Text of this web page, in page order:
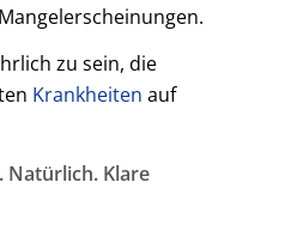
zu sein, die
Krankheiten auf
Natürlich. Klare